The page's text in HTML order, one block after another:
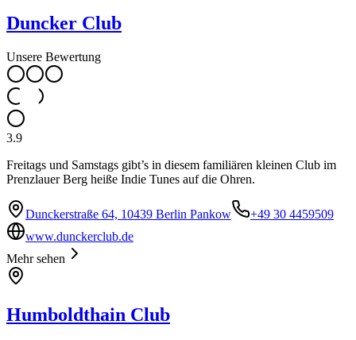
Duncker Club
Unsere Bewertung
3.9
Freitags und Samstags gibt’s in diesem familiären kleinen Club im
Prenzlauer Berg heiße Indie Tunes auf die Ohren.
Dunckerstraße 64, 10439 Berlin Pankow
+49 30 4459509
www.dunckerclub.de
Mehr sehen
Humboldthain Club